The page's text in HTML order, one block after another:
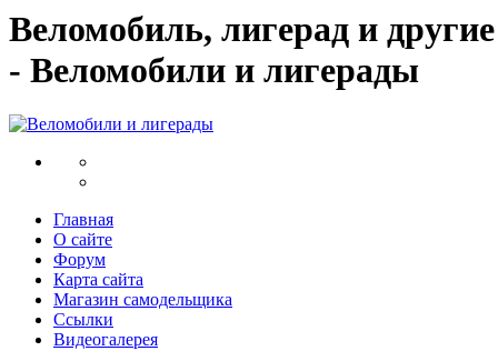
Веломобиль, лигерад и
- Веломобили и лигерады
Главная
О сайте
Форум
Карта сайта
Магазин самодельщика
Ссылки
Видеогалерея